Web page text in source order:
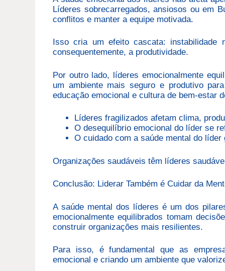
Líderes sobrecarregados, ansiosos ou em
conflitos e manter a equipe motivada.
Isso cria um efeito cascata: instabilidade
consequentemente, a produtividade.
Por outro lado, líderes emocionalmente
um ambiente mais seguro e produtivo
educação emocional e cultura de bem-estar
Líderes fragilizados afetam clima,
O desequilíbrio emocional do líder se
O cuidado com a saúde mental do
Organizações saudáveis têm líderes
Conclusão: Liderar Também é Cuidar da
A saúde mental dos líderes é um dos
emocionalmente equilibrados tomam
construir organizações mais resilientes.
Para isso, é fundamental que as
emocional e criando um ambiente que